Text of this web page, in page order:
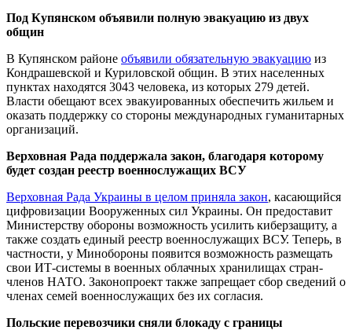
Под Купянском объявили полную эвакуацию из двух
общин
В Купянском районе объявили обязательную эвакуацию из
Кондрашевской и Куриловской общин. В этих населенных
пунктах находятся 3043 человека, из которых 279 детей.
Власти обещают всех эвакуированных обеспечить жильем и
оказать поддержку со стороны международных гуманитарных
организаций.
Верховная Рада поддержала закон, благодаря которому
будет создан реестр военнослужащих ВСУ
Верховная Рада Украины в целом приняла закон, касающийся
цифровизации Вооруженных сил Украины. Он предоставит
Министерству обороны возможность усилить киберзащиту, а
также создать единый реестр военнослужащих ВСУ. Теперь, в
частности, у Минобороны появится возможность размещать
свои ИТ-системы в военных облачных хранилищах стран-
членов НАТО. Законопроект также запрещает сбор сведений о
членах семей военнослужащих без их согласия.
Польские перевозчики сняли блокаду с границы